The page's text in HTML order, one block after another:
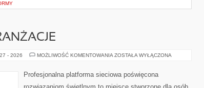
- 2026 MOŻLIWOŚĆ KOMENTOWANIA INSPIRACJE
ZOSTAŁA WYŁĄCZONA
Profesjonalna platforma sieciowa poświęcona